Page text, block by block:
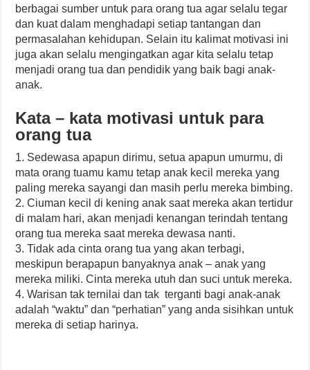
berbagai sumber untuk para orang tua agar selalu tegar
dan kuat dalam menghadapi setiap tantangan dan
permasalahan kehidupan. Selain itu kalimat motivasi ini
juga akan selalu mengingatkan agar kita selalu tetap
menjadi orang tua dan pendidik yang baik bagi anak-
anak.
Kata – kata motivasi untuk para
orang tua
1. Sedewasa apapun dirimu, setua apapun umurmu, di
mata orang tuamu kamu tetap anak kecil mereka yang
paling mereka sayangi dan masih perlu mereka bimbing.
2. Ciuman kecil di kening anak saat mereka akan tertidur
di malam hari, akan menjadi kenangan terindah tentang
orang tua mereka saat mereka dewasa nanti.
3. Tidak ada cinta orang tua yang akan terbagi,
meskipun berapapun banyaknya anak – anak yang
mereka miliki. Cinta mereka utuh dan suci untuk mereka.
4. Warisan tak ternilai dan tak terganti bagi anak-anak
adalah “waktu” dan “perhatian” yang anda sisihkan untuk
mereka di setiap harinya.